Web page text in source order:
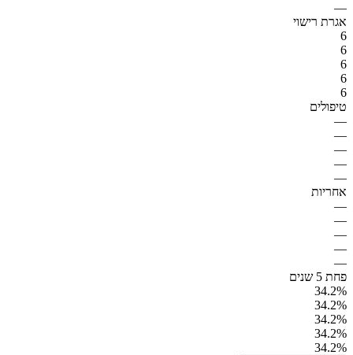
—
אגרת רישוי
6
6
6
6
6
טיפולים
—
—
—
—
—
אחריות
—
—
—
—
—
פחת 5 שנים
34.2%
34.2%
34.2%
34.2%
34.2%